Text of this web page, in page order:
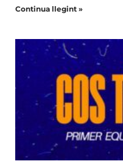
Continua llegint »